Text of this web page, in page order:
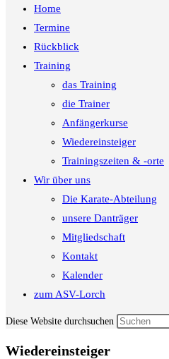
Home
Termine
Rückblick
Training
das Training
die Trainer
Anfängerkurse
Wiedereinsteiger
Trainingszeiten & -orte
Wir über uns
Die Karate-Abteilung
unsere Danträger
Mitgliedschaft
Kontakt
Kalender
zum ASV-Lorch
Diese Website durchsuchen
Wiedereinsteiger